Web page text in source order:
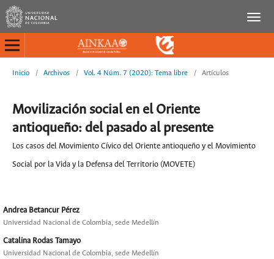
Inicio / Archivos / Vol. 4 Núm. 7 (2020): Tema libre / Artículos
Movilización social en el Oriente
antioqueño: del pasado al presente
Los casos del Movimiento Cívico del Oriente antioqueño y el Movimiento
Social por la Vida y la Defensa del Territorio (MOVETE)
Andrea Betancur Pérez
Universidad Nacional de Colombia, sede Medellín
Catalina Rodas Tamayo
Universidad Nacional de Colombia, sede Medellín